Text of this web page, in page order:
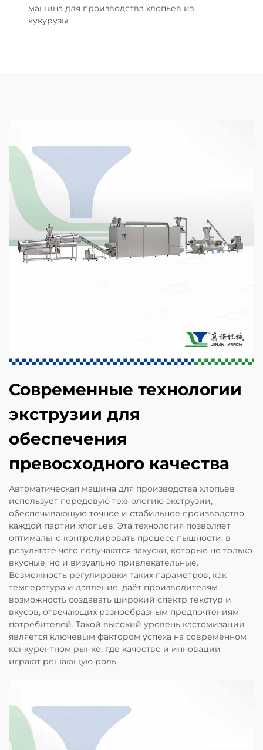
машина для производства хлопьев из
кукурузы
Современные технологии
экструзии для
обеспечения
превосходного качества
Автоматическая машина для производства хлопьев
использует передовую технологию экструзии,
обеспечивающую точное и стабильное производство
каждой партии хлопьев. Эта технология позволяет
оптимально контролировать процесс пышности, в
результате чего получаются закуски, которые не только
вкусные, но и визуально привлекательные.
Возможность регулировки таких параметров, как
температура и давление, даёт производителям
возможность создавать широкий спектр текстур и
вкусов, отвечающих разнообразным предпочтениям
потребителей. Такой высокий уровень кастомизации
является ключевым фактором успеха на современном
конкурентном рынке, где качество и инновации
играют решающую роль.